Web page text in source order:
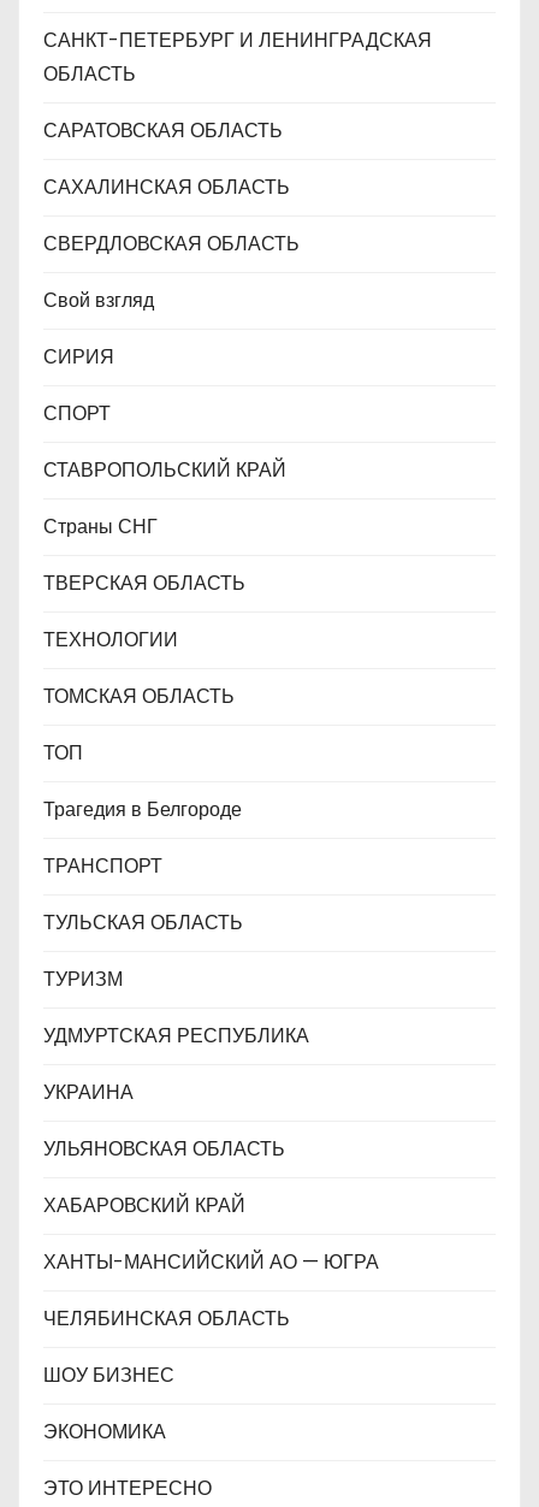
САНКТ-ПЕТЕРБУРГ И ЛЕНИНГРАДСКАЯ
ОБЛАСТЬ
САРАТОВСКАЯ ОБЛАСТЬ
САХАЛИНСКАЯ ОБЛАСТЬ
СВЕРДЛОВСКАЯ ОБЛАСТЬ
Свой взгляд
СИРИЯ
СПОРТ
СТАВРОПОЛЬСКИЙ КРАЙ
Страны СНГ
ТВЕРСКАЯ ОБЛАСТЬ
ТЕХНОЛОГИИ
ТОМСКАЯ ОБЛАСТЬ
ТОП
Трагедия в Белгороде
ТРАНСПОРТ
ТУЛЬСКАЯ ОБЛАСТЬ
ТУРИЗМ
УДМУРТСКАЯ РЕСПУБЛИКА
УКРАИНА
УЛЬЯНОВСКАЯ ОБЛАСТЬ
ХАБАРОВСКИЙ КРАЙ
ХАНТЫ-МАНСИЙСКИЙ АО — ЮГРА
ЧЕЛЯБИНСКАЯ ОБЛАСТЬ
ШОУ БИЗНЕС
ЭКОНОМИКА
ЭТО ИНТЕРЕСНО